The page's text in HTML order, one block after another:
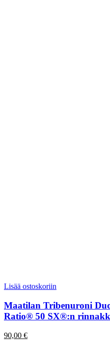
Lisää ostoskoriin
Maatilan Tribenuroni
Ratio® 50 SX®:n
90,00 €